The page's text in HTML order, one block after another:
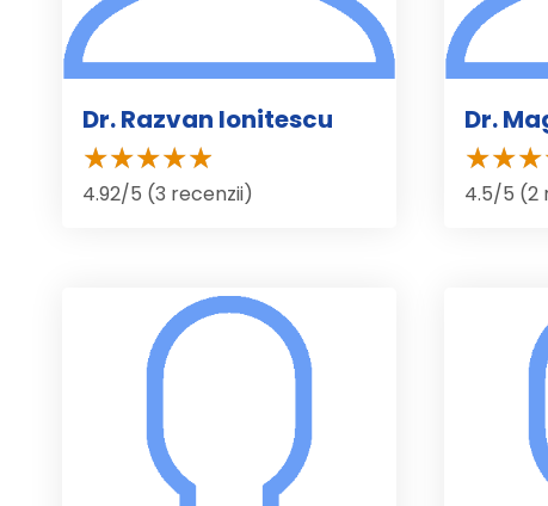
Dr. Razvan Ionitescu
4.92/5 (3 recenzii)
Dr.
4.5/5 (2